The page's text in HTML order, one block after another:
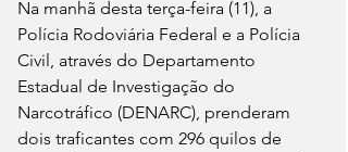
Na manhã desta terça-feira (11), a
Polícia Rodoviária Federal e a Polícia
Civil, através do Departamento
Estadual de Investigação do
Narcotráfico (DENARC), prenderam
dois traficantes com 296 quilos de